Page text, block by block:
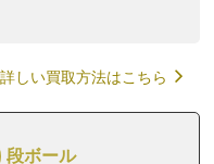
詳しい買取方法はこちら
段ボール